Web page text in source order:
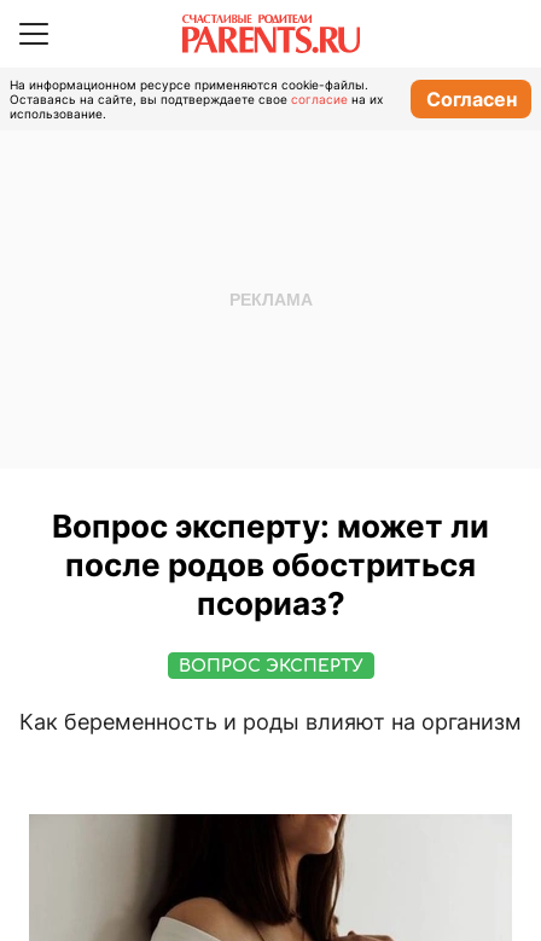
На информационном ресурсе применяются cookie-файлы.
Оставаясь на сайте, вы подтверждаете свое согласие на их
использование.
Согласен
Вопрос эксперту: может ли
после родов обостриться
псориаз?
ВОПРОС ЭКСПЕРТУ
Как беременность и роды влияют на организм